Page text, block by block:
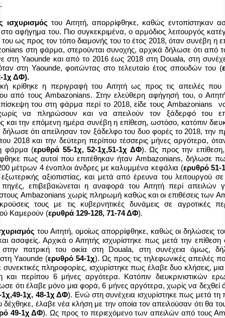
ισχυρισμός του Αιτητή, απορρίφθηκε, καθώς εντοπίστηκαν
στο αφήγημα του. Πιο συγκεκριμένα, ο αρμόδιος λειτουργός
του ως προς τον τόπο διαμονής του το έτος 2018, όταν συνέβη η
στη φάρμα, στερούνται συνοχής, αρχικά δήλωσε ότι από
στη Yaoundeκαι από το 2016 έως 2018 στη Douala, στη
στη Yaounde, φοιτώντας στο τελευταίο έτος σπουδών του (
1χ ΔΦ).
κρίθηκε η περιγραφή του Αιτητή ως προς τις απειλές
από τουςAmbazonians. Στην ελεύθερη αφήγησή του, ο
του στη φάρμα περί το 2018, είδε τους Ambazonians
να πληρώσουν και να απειλούν τον ξάδερφό του
και την επόμενη ημέρα συνέβη η επίθεση, ωστόσο, κατόπιν
ότι απείλησαν τον ξάδελφο του δυο φορές το 2018, την
2018 και την δεύτερη περίπου τέσσερις μήνες αργότερα,
φάρμα (ερυθρά 55-1χ, 52-1χ,51-1χ ΔΦ). Ως προς την επίθεση,
πως αυτοί που επιτέθηκαν ήταν Ambazonians, δήλωσε
μέτρων 4 ένοπλοι άνδρες με καλυμμένα κεφάλια (ερυθρό
αξιοπιστίας, και μετά από έρευνα του λειτουργού σε
πηγές, επιβεβαιώνεται η αναφορά του Αιτητή περί απειλών
Ambazonians χωρίς πληρωμή καθώς και οι επιθέσεις των
τους με τις κυβερνητικές δυνάμεις σε αγροτικές
Καμερούν (ερυθρά 129-128, 71-74 ΔΦ).
του Αιτητή, ομοίως απορρίφθηκε, καθώς οι δηλώσεις
ασαφείς. Αρχικά ο Αιτητής ισχυρίστηκε πως μετά την
πατρική του οικία στη Douala, στη συνέχεια όμως,
Yaounde (ερυθρό 54-1χ). Ως προς τις τηλεφωνικές απειλές
συνεκτικές πληροφορίες, ισχυρίστηκε πως έλαβε δυο κλήσεις,
και περίπου 6 μήνες αργότερα. Κατόπιν διευκρινιστικών
ότι έλαβε μόνο μια φορά, 6 μήνες αργότερα, χωρίς να δεχθεί
1χ,49-1χ, 48-1χ ΔΦ). Ενώ στη συνέχεια ισχυρίστηκε πως μετά
δέχθηκε, έλαβε νέα κλήση με την οποία τον απειλούσαν ότι θα
49-1χ ΔΦ). Ως προς το περιεχόμενο των απειλών από τους